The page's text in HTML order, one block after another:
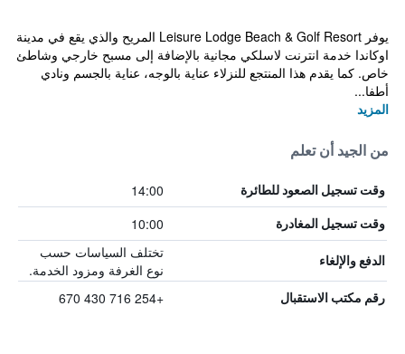
يوفر Leisure Lodge Beach & Golf Resort المريح والذي يقع في مدينة
اوكاندا خدمة انترنت لاسلكي مجانية بالإضافة إلى مسبح خارجي وشاطئ
خاص. كما يقدم هذا المنتجع للنزلاء عناية بالوجه، عناية بالجسم ونادي
أطفا...
المزيد
من الجيد أن تعلم
وقت تسجيل الصعود للطائرة 14:00
وقت تسجيل المغادرة 10:00
الدفع والإلغاء
تختلف السياسات حسب
نوع الغرفة ومزود الخدمة.
رقم مكتب الاستقبال +254 716 430 670